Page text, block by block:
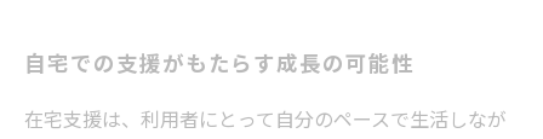
自宅での支援がもたらす成長の可能性
在宅支援は、利用者にとって自分のペースで生活しなが